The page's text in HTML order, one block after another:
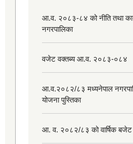
आ.व. २०८३-८४ को नीति तथा
नगरपालिका
वजेट वक्तब्य आ.व. २०८३-०८४
आ.व.२०८२/८३ मध्यनेपाल
योजना पुस्तिका
आ. व. २०८२/८३ को वार्षिक बजेट